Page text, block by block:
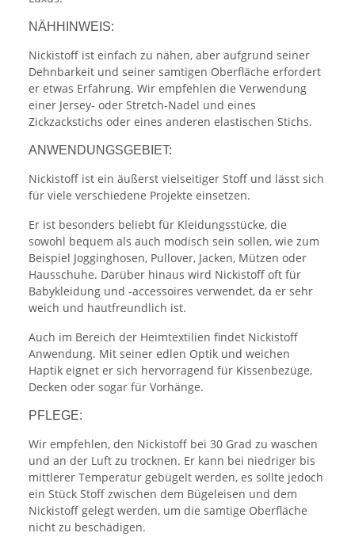
NÄHHINWEIS:
Nickistoff ist einfach zu nähen, aber aufgrund seiner
Dehnbarkeit und seiner samtigen Oberfläche erfordert
er etwas Erfahrung. Wir empfehlen die Verwendung
einer Jersey- oder Stretch-Nadel und eines
Zickzackstichs oder eines anderen elastischen Stichs.
ANWENDUNGSGEBIET:
Nickistoff ist ein äußerst vielseitiger Stoff und lässt sich
für viele verschiedene Projekte einsetzen.
Er ist besonders beliebt für Kleidungsstücke, die
sowohl bequem als auch modisch sein sollen, wie zum
Beispiel Jogginghosen, Pullover, Jacken, Mützen oder
Hausschuhe. Darüber hinaus wird Nickistoff oft für
Babykleidung und -accessoires verwendet, da er sehr
weich und hautfreundlich ist.
Auch im Bereich der Heimtextilien findet Nickistoff
Anwendung. Mit seiner edlen Optik und weichen
Haptik eignet er sich hervorragend für Kissenbezüge,
Decken oder sogar für Vorhänge.
PFLEGE:
Wir empfehlen, den Nickistoff bei 30 Grad zu waschen
und an der Luft zu trocknen. Er kann bei niedriger bis
mittlerer Temperatur gebügelt werden, es sollte jedoch
ein Stück Stoff zwischen dem Bügeleisen und dem
Nickistoff gelegt werden, um die samtige Oberfläche
nicht zu beschädigen.